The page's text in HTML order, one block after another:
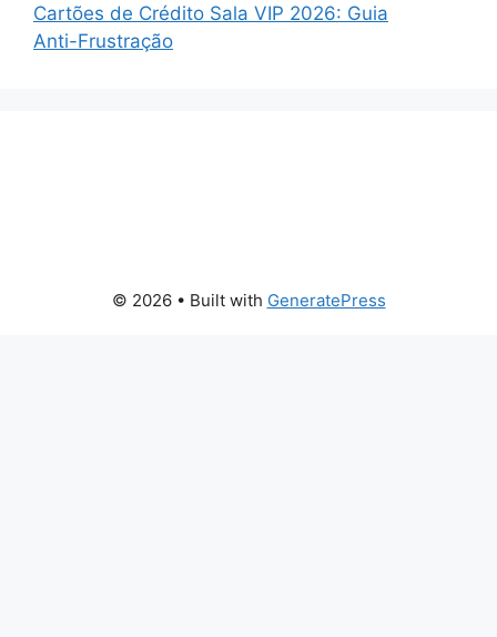
Cartões de Crédito Sala VIP 2026: Guia
Anti-Frustração
© 2026 • Built with GeneratePress